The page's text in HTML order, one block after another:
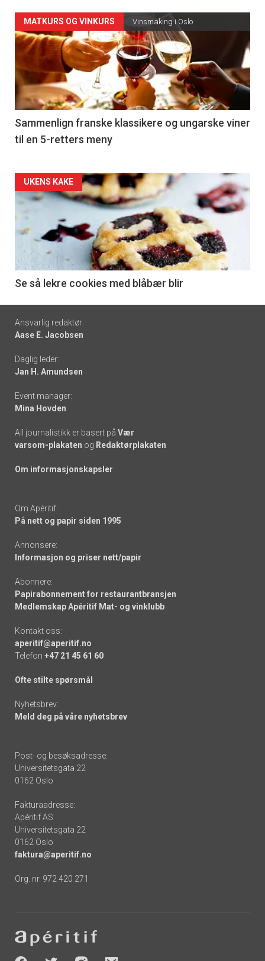
Forsiden
akkurat
nå
-
5
MATKURS OG VINKURS Vinsmaking i Oslo
Sammenlign franske klassikere og ungarske viner
til en 5-retters meny
Forsiden
akkurat
nå
6
UKENS KAKE
Se så lekre cookies med blåbær blir
Footer
-
links
Ansvarlig redaktør:
Aase E. Jacobsen
Daglig leder:
Jan H. Amundsen
Event manager:
Mina Hovden
All journalistikk er basert på Vær
varsom-plakaten og Redaktørplakaten
Om informasjonskapsler
Om Apéritif:
På nett og papir siden 1995
Annonsere:
Informasjon og priser nett/papir
Abonnere:
Papirabonnement for restaurantbransjen
Medlemskap Apéritif Mat- og vinklubb
Kontakt oss:
aperitif@aperitif.no
Telefon +47 21 45 61 60
Ofte stilte spørsmål
Nyhetsbrev:
Meld deg på våre nyhetsbrev
Post- og besøksadresse:
Universitetsgata 22
0162 Oslo
Fakturaadresse:
Apéritif AS
Universitetsgata 22
0162 Oslo
faktura@aperitif.no
Org. nr. 972 420 271
-